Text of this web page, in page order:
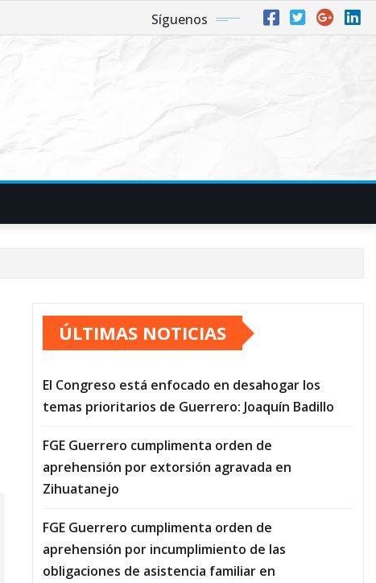
Síguenos
ÚLTIMAS NOTICIAS
El Congreso está enfocado en desahogar los
temas prioritarios de Guerrero: Joaquín Badillo
FGE Guerrero cumplimenta orden de
aprehensión por extorsión agravada en
Zihuatanejo
FGE Guerrero cumplimenta orden de
aprehensión por incumplimiento de las
obligaciones de asistencia familiar en